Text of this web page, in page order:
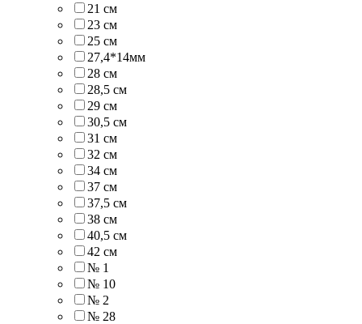
21 см
23 см
25 см
27,4*14мм
28 см
28,5 см
29 см
30,5 см
31 см
32 см
34 см
37 см
37,5 см
38 см
40,5 см
42 см
№ 1
№ 10
№ 2
№ 28